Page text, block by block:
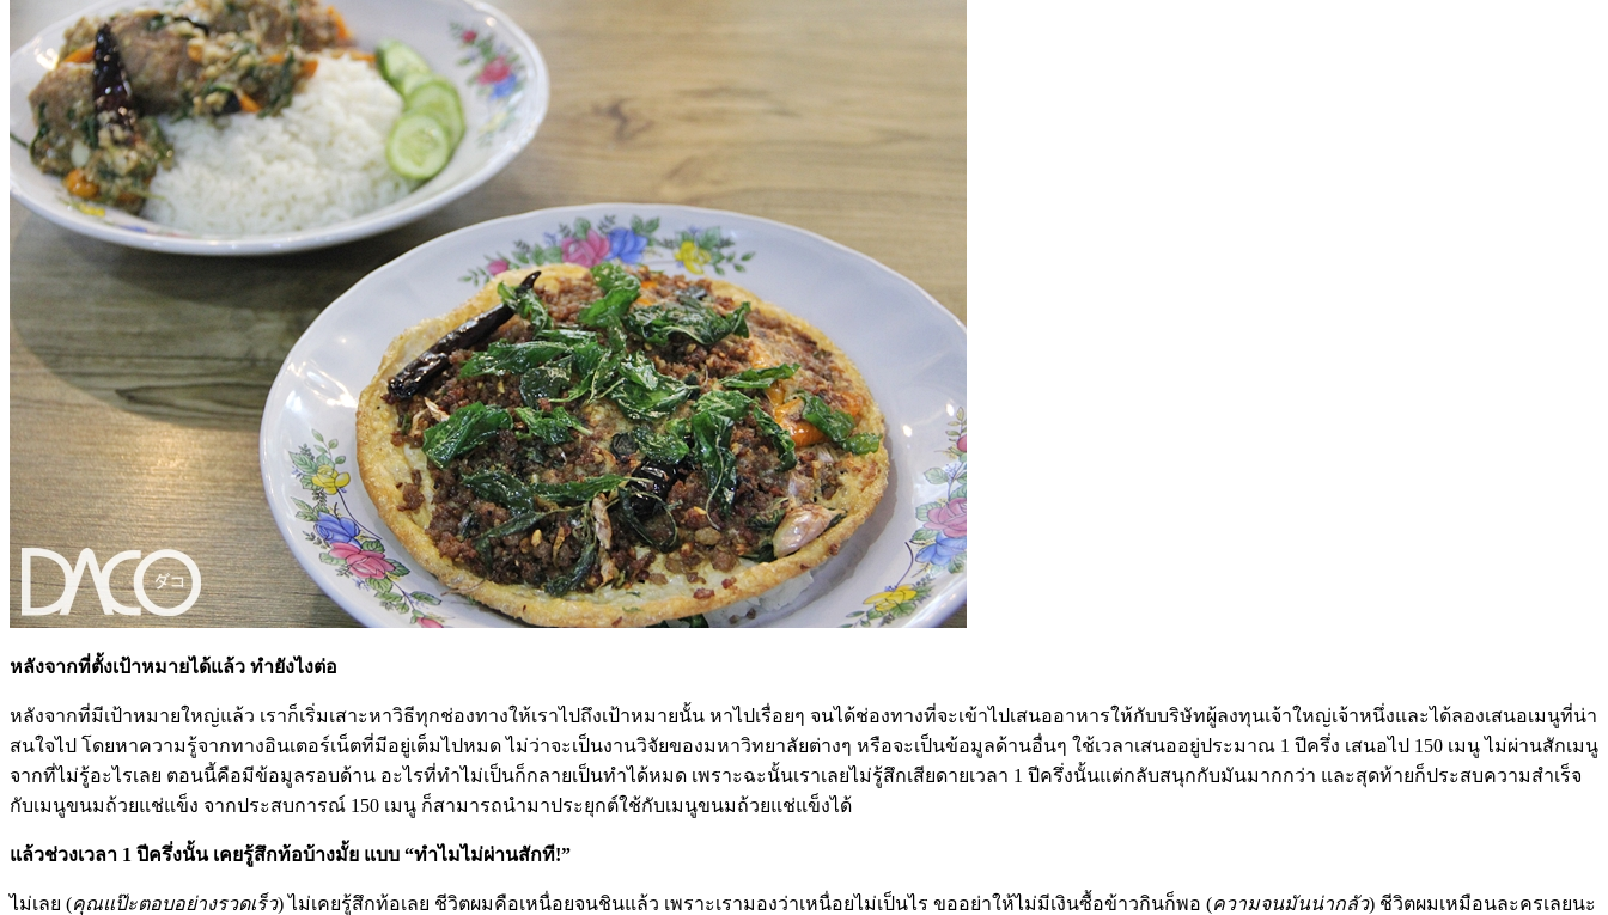
หลังจากที่ตั้งเป้าหมายได้แล้ว ทำยังไงต่อ
หลังจากที่มีเป้าหมายใหญ่แล้ว เราก็เริ่มเสาะหาวิธีทุกช่องทางให้เราไปถึงเป้าหมายนั้น หาไปเรื่อยๆ จนได้ช่องทางที่จะเข้าไปเสนออาหารให้กับบริษัทผู้ลงทุนเจ้าใหญ่เจ้าหนึ่งและได้ลองเสนอเมนูที่น่า
สนใจไป โดยหาความรู้จากทางอินเตอร์เน็ตที่มีอยู่เต็มไปหมด ไม่ว่าจะเป็นงานวิจัยของมหาวิทยาลัยต่างๆ หรือจะเป็นข้อมูลด้านอื่นๆ ใช้เวลาเสนออยู่ประมาณ 1 ปีครึ่ง เสนอไป 150 เมนู ไม่ผ่านสักเมนู
จากที่ไม่รู้อะไรเลย ตอนนี้คือมีข้อมูลรอบด้าน อะไรที่ทำไม่เป็นก็กลายเป็นทำได้หมด เพราะฉะนั้นเราเลยไม่รู้สึกเสียดายเวลา 1 ปีครึ่งนั้นแต่กลับสนุกกับมันมากกว่า และสุดท้ายก็ประสบความสำเร็จ
กับเมนูขนมถ้วยแช่แข็ง จากประสบการณ์ 150 เมนู ก็สามารถนำมาประยุกต์ใช้กับเมนูขนมถ้วยแช่แข็งได้
แล้วช่วงเวลา 1 ปีครึ่งนั้น เคยรู้สึกท้อบ้างมั้ย แบบ “ทำไมไม่ผ่านสักที!”
ไม่เลย (คุณแป๊ะตอบอย่างรวดเร็ว) ไม่เคยรู้สึกท้อเลย ชีวิตผมคือเหนื่อยจนชินแล้ว เพราะเรามองว่าเหนื่อยไม่เป็นไร ขออย่าให้ไม่มีเงินซื้อข้าวกินก็พอ (ความจนมันน่ากลัว) ชีวิตผมเหมือนละครเลยนะ